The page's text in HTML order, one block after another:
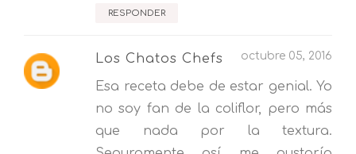
RESPONDER
Los Chatos Chefs octubre 05, 2016
Esa receta debe de estar genial. Yo
no soy fan de la coliflor, pero más
que nada por la textura.